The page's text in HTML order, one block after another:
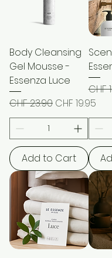
Body Cleansing
Gel Mousse -
Essenza Luce
Regular Price
CHF 23.90 Sale Price
CHF 19.95
Add to Cart
CHF